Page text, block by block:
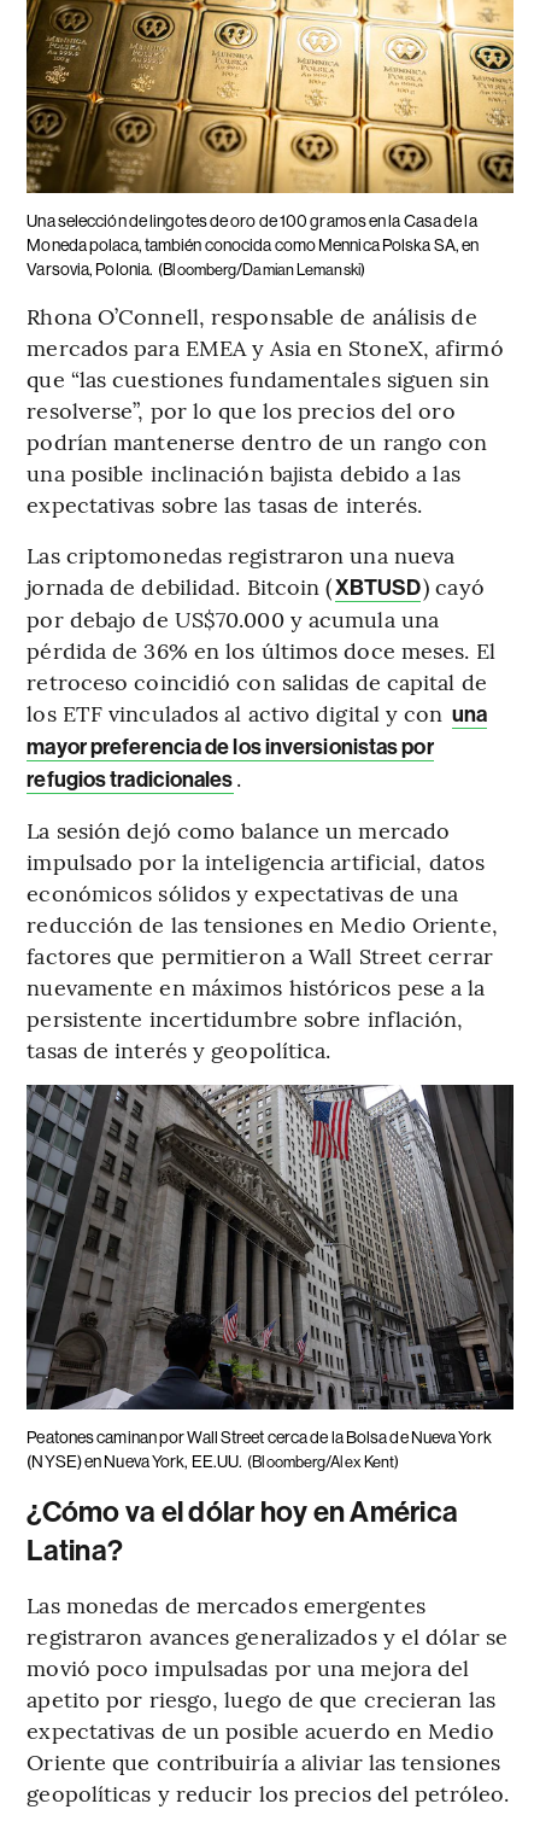
Una selección de lingotes de oro de 100 gramos en la Casa de la
Moneda polaca, también conocida como Mennica Polska SA, en
Varsovia, Polonia. (Bloomberg/Damian Lemanski)
Rhona O’Connell, responsable de análisis de
mercados para EMEA y Asia en StoneX, afirmó
que “las cuestiones fundamentales siguen sin
resolverse”, por lo que los precios del oro
podrían mantenerse dentro de un rango con
una posible inclinación bajista debido a las
expectativas sobre las tasas de interés.
Las criptomonedas registraron una nueva
jornada de debilidad. Bitcoin (XBTUSD) cayó
por debajo de US$70.000 y acumula una
pérdida de 36% en los últimos doce meses. El
retroceso coincidió con salidas de capital de
los ETF vinculados al activo digital y con una
mayor preferencia de los inversionistas por
refugios tradicionales.
La sesión dejó como balance un mercado
impulsado por la inteligencia artificial, datos
económicos sólidos y expectativas de una
reducción de las tensiones en Medio Oriente,
factores que permitieron a Wall Street cerrar
nuevamente en máximos históricos pese a la
persistente incertidumbre sobre inflación,
tasas de interés y geopolítica.
Peatones caminan por Wall Street cerca de la Bolsa de Nueva York
(NYSE) en Nueva York, EE.UU. (Bloomberg/Alex Kent)
¿Cómo va el dólar hoy en América
Latina?
Las monedas de mercados emergentes
registraron avances generalizados y el dólar se
movió poco impulsadas por una mejora del
apetito por riesgo, luego de que crecieran las
expectativas de un posible acuerdo en Medio
Oriente que contribuiría a aliviar las tensiones
geopolíticas y reducir los precios del petróleo.